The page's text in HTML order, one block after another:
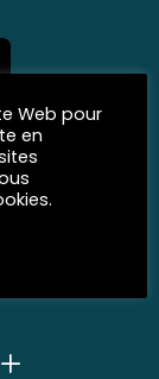
Web pour
en